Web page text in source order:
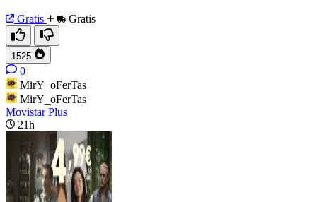
Gratis Gratis
1525
0
MirY_oFerTas
MirY_oFerTas
Movistar Plus
21h